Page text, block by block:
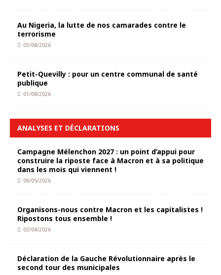
Au Nigeria, la lutte de nos camarades contre le
terrorisme
03/08/2026
Petit-Quevilly : pour un centre communal de santé
publique
01/08/2026
ANALYSES ET DÉCLARATIONS
Campagne Mélenchon 2027 : un point d’appui pour
construire la riposte face à Macron et à sa politique
dans les mois qui viennent !
06/05/2026
Organisons-nous contre Macron et les capitalistes !
Ripostons tous ensemble !
03/04/2026
Déclaration de la Gauche Révolutionnaire après le
second tour des municipales